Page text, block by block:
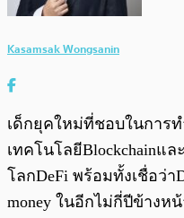
Kasamsak Wongsanin
เด็กยุคใหม่ที่ชอบในการ
เทคโนโลยีBlockchainแ
โลกDeFi พร้อมทั้งเชื่อว่า
money ในอีกไม่กี่ปีข้างห